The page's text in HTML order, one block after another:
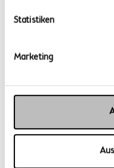
Statistiken
Marketing